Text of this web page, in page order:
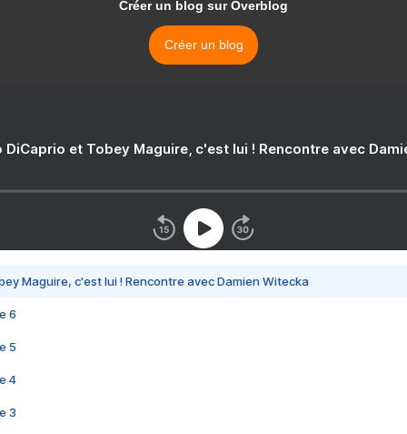
Créer un blog sur Overblog
Créer un blog
DiCaprio et Tobey Maguire, c'est lui ! Rencontre avec
Maguire, c'est lui ! Rencontre avec Damien Witecka
6
5
4
3